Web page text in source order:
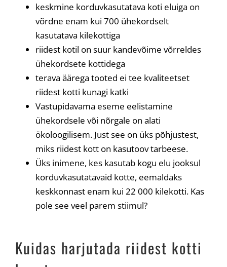
keskmine korduvkasutatava koti eluiga on
võrdne enam kui 700 ühekordselt
kasutatava kilekottiga
riidest kotil on suur kandevõime võrreldes
ühekordsete kottidega
terava äärega tooted ei tee kvaliteetset
riidest kotti kunagi katki
Vastupidavama eseme eelistamine
ühekordsele või nõrgale on alati
ökoloogilisem. Just see on üks põhjustest,
miks riidest kott on kasutoov tarbeese.
Üks inimene, kes kasutab kogu elu jooksul
korduvkasutatavaid kotte, eemaldaks
keskkonnast enam kui 22 000 kilekotti. Kas
pole see veel parem stiimul?
Kuidas harjutada riidest kotti